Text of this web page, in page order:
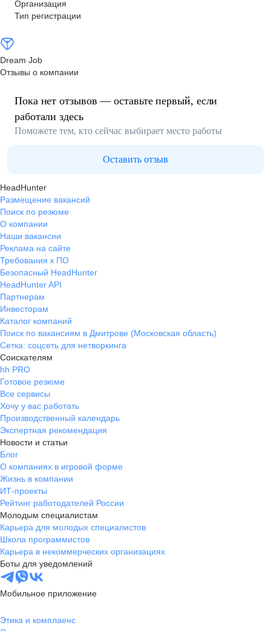
Организация
Тип регистрации
Dream Job
Отзывы о компании
Пока нет отзывов — оставьте первый, если
работали здесь
Поможете тем, кто сейчас выбирает место работы
Оставить отзыв
HeadHunter
Размещение вакансий
Поиск по резюме
О компании
Наши вакансии
Реклама на сайте
Требования к ПО
Безопасный HeadHunter
HeadHunter API
Партнерам
Инвесторам
Каталог компаний
Поиск по вакансиям в Дмитрове (Московская область)
Сетка: соцсеть для нетворкинга
Соискателям
hh PRO
Готовое резюме
Все сервисы
Хочу у вас работать
Производственный календарь
Экспертная рекомендация
Новости и статьи
Блог
О компаниях в игровой форме
Жизнь в компании
ИТ-проекты
Рейтинг работодателей России
Молодым специалистам
Карьера для молодых специалистов
Школа программистов
Карьера в некоммерческих организациях
Боты для уведомлений
Мобильное приложение
Этика и комплаенс